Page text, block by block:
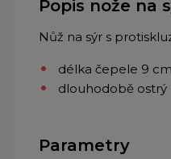
Popis nože na
Nůž na sýr s
délka čepele 9 cm
dlouhodobě ostrý
Parametry